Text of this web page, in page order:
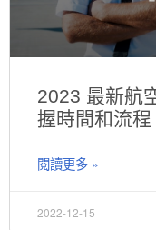
2023 最新航
握時間和流程
閱讀更多 »
2022-12-15